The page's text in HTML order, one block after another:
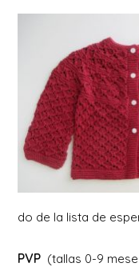
do de la lista de
PVP (tallas 0-9